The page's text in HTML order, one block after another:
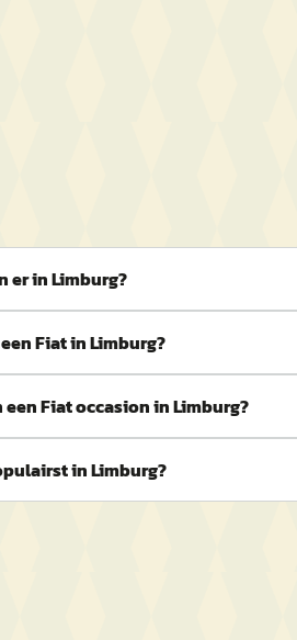
er in Limburg?
Fiat in Limburg?
Fiat occasion in Limburg?
in Limburg?